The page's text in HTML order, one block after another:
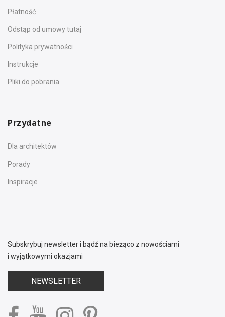
Płatność
Odstąp od umowy tutaj
Polityka prywatności
Instrukcje
Pliki do pobrania
Przydatne
Dla architektów
Porady
Inspiracje
Subskrybuj newsletter i bądź na bieżąco z nowościami
i wyjątkowymi okazjami
NEWSLETTER